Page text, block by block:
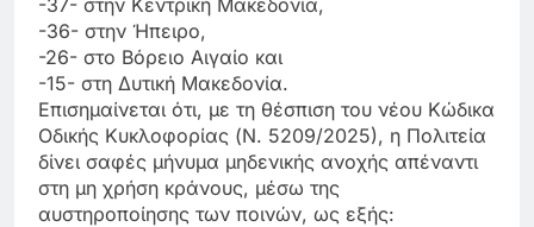
-36- στην Ήπειρο,
-26- στο Βόρειο Αιγαίο και
-15- στη Δυτική Μακεδονία.
Επισημαίνεται ότι, με τη θέσπιση του νέου Κώδικα
Οδικής Κυκλοφορίας (Ν. 5209/2025), η Πολιτεία
δίνει σαφές μήνυμα μηδενικής ανοχής απέναντι
στη μη χρήση κράνους, μέσω της
αυστηροποίησης των ποινών, ως εξής: